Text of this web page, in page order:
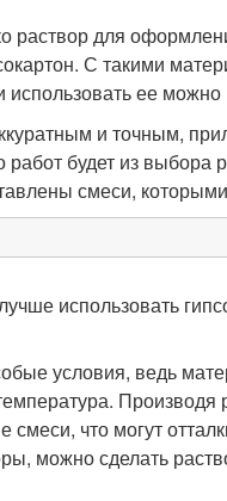
раствор для
С такими
ее
и точным,
будет из выбора
смеси,
использовать
условия, ведь
смеси, что могут
можно сделать